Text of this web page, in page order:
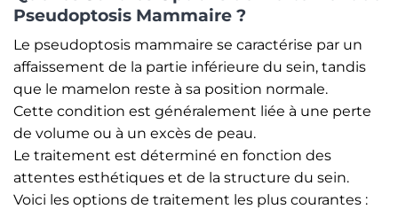
Pseudoptosis Mammaire ?
Le pseudoptosis mammaire se caractérise par un
affaissement de la partie inférieure du sein, tandis
que le mamelon reste à sa position normale.
Cette condition est généralement liée à une perte
de volume ou à un excès de peau.
Le traitement est déterminé en fonction des
attentes esthétiques et de la structure du sein.
Voici les options de traitement les plus courantes :